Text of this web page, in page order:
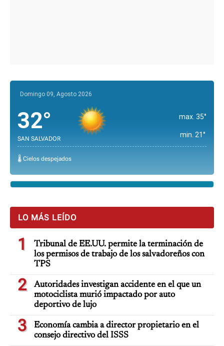
Domingo 09, Agosto 2026
32°
SAN SALVADOR
max. 35°
min. 21°
🌡️ Cielos despejados
LO MÁS LEÍDO
1
Tribunal de EE.UU. permite la terminación de
los permisos de trabajo de los salvadoreños con
TPS
2
Autoridades investigan accidente en el que un
motociclista murió impactado por auto
deportivo de lujo
3
Economía cambia a director propietario en el
consejo directivo del ISSS